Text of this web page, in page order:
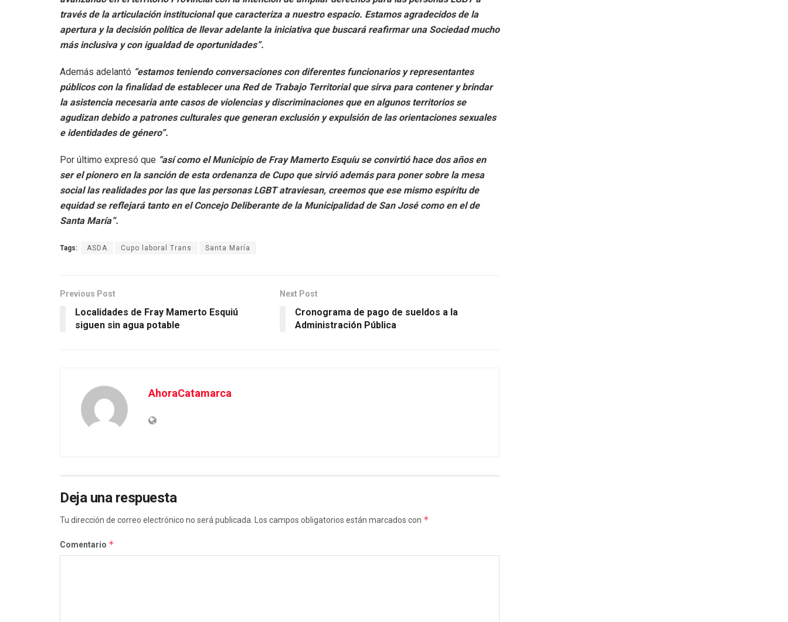
través de la articulación institucional que caracteriza a nuestro espacio. Estamos agradecidos de la
apertura y la decisión política de llevar adelante la iniciativa que buscará reafirmar una Sociedad mucho
más inclusiva y con igualdad de oportunidades”.
Además adelantó “estamos teniendo conversaciones con diferentes funcionarios y representantes
públicos con la finalidad de establecer una Red de Trabajo Territorial que sirva para contener y brindar
la asistencia necesaria ante casos de violencias y discriminaciones que en algunos territorios se
agudizan debido a patrones culturales que generan exclusión y expulsión de las orientaciones sexuales
e identidades de género”.
Por último expresó que “así como el Municipio de Fray Mamerto Esquíu se convirtió hace dos años en
ser el pionero en la sanción de esta ordenanza de Cupo que sirvió además para poner sobre la mesa
social las realidades por las que las personas LGBT atraviesan, creemos que ese mismo espíritu de
equidad se reflejará tanto en el Concejo Deliberante de la Municipalidad de San José como en el de
Santa María”.
Tags: ASDA Cupo laboral Trans Santa María
Previous Post
Localidades de Fray Mamerto Esquiú
siguen sin agua potable
Next Post
Cronograma de pago de sueldos a la
Administración Pública
AhoraCatamarca
Deja una respuesta
Tu dirección de correo electrónico no será publicada. Los campos obligatorios están marcados con *
Comentario *